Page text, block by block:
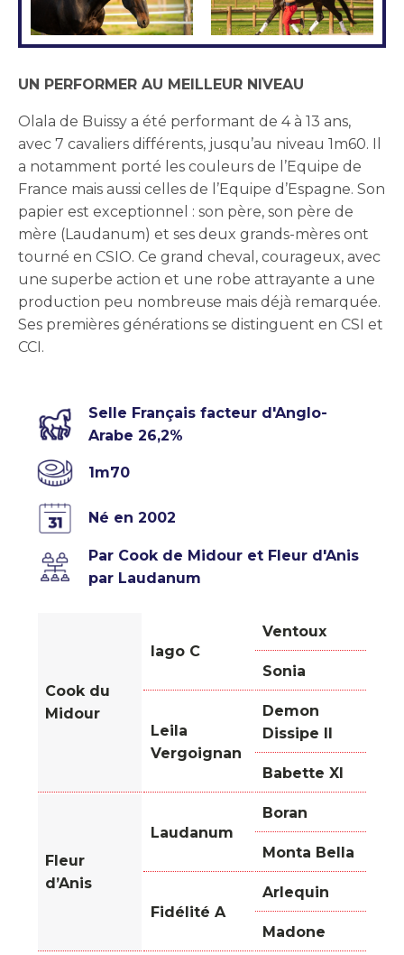
UN PERFORMER AU MEILLEUR NIVEAU
Olala de Buissy a été performant de 4 à 13 ans,
avec 7 cavaliers différents, jusqu’au niveau 1m60. Il
a notamment porté les couleurs de l’Equipe de
France mais aussi celles de l’Equipe d’Espagne. Son
papier est exceptionnel : son père, son père de
mère (Laudanum) et ses deux grands-mères ont
tourné en CSIO. Ce grand cheval, courageux, avec
une superbe action et une robe attrayante a une
production peu nombreuse mais déjà remarquée.
Ses premières générations se distinguent en CSI et
CCI.
Selle Français facteur d'Anglo-
Arabe 26,2%
1m70
Né en 2002
Par Cook de Midour et Fleur d'Anis
par Laudanum
Cook du
Midour
Iago C
Ventoux
Sonia
Leila
Vergoignan
Demon
Dissipe II
Babette XI
Fleur
d’Anis
Laudanum
Boran
Monta Bella
Fidélité A
Arlequin
Madone